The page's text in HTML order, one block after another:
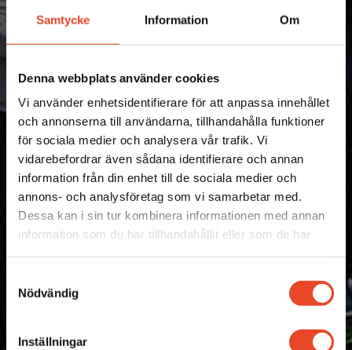
Samtycke Information Om
Denna webbplats använder cookies
Vi använder enhetsidentifierare för att anpassa innehållet
och annonserna till användarna, tillhandahålla funktioner
för sociala medier och analysera vår trafik. Vi
vidarebefordrar även sådana identifierare och annan
information från din enhet till de sociala medier och
annons- och analysföretag som vi samarbetar med.
Dessa kan i sin tur kombinera informationen med annan
information som du har tillhandahållit eller som de har
Nödvändig
Inställningar
Succé för golftävling
2 JUNI 2026